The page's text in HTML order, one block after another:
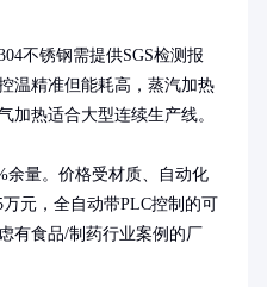
不锈钢需提供SGS检测报
温精准但能耗高，蒸汽加热
加热适合大型连续生产线。
余量。价格受材质、自动化
元，全自动带PLC控制的可
有食品/制药行业案例的厂